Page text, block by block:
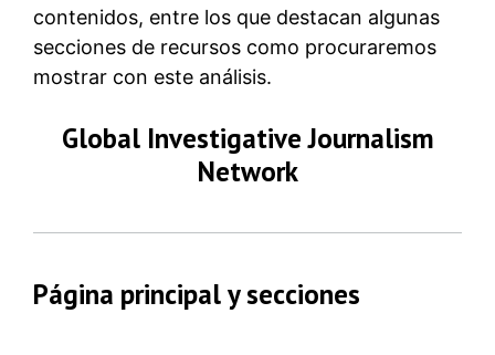
contenidos, entre los que destacan algunas
secciones de recursos como procuraremos
mostrar con este análisis.
Global Investigative Journalism
Network
Página principal y secciones